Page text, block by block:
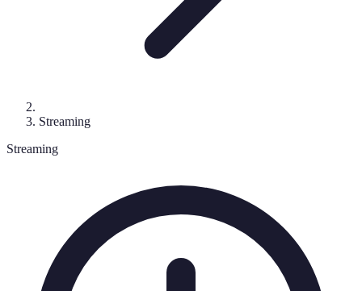
Streaming
Streaming